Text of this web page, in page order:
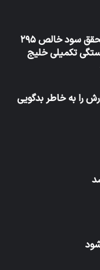
بازدهی قابل توجه سبد‌های “تفارس”/ تحقق سود خالص ۲۹۵
تکمیلی خلیج
۱۸ ساله که مادرش را به خاطر بدگویی